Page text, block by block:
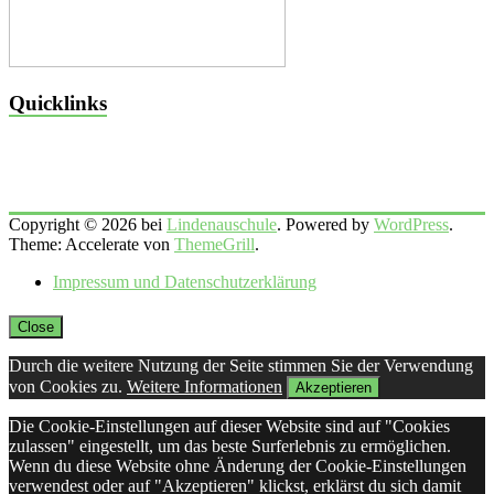
Quicklinks
Copyright © 2026 bei Lindenauschule. Powered by WordPress.
Theme: Accelerate von ThemeGrill.
Impressum und Datenschutzerklärung
Close
Durch die weitere Nutzung der Seite stimmen Sie der Verwendung
von Cookies zu. Weitere Informationen Akzeptieren
Die Cookie-Einstellungen auf dieser Website sind auf "Cookies
zulassen" eingestellt, um das beste Surferlebnis zu ermöglichen.
Wenn du diese Website ohne Änderung der Cookie-Einstellungen
verwendest oder auf "Akzeptieren" klickst, erklärst du sich damit